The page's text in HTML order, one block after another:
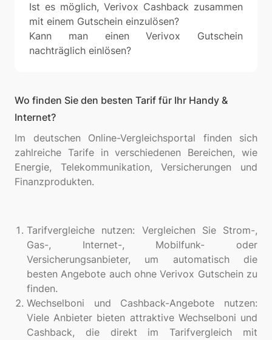
Ist es möglich, Verivox Cashback zusammen
mit einem Gutschein einzulösen?
Kann man einen Verivox Gutschein
nachträglich einlösen?
Wo finden Sie den besten Tarif für Ihr Handy &
Internet?
Im deutschen Online-Vergleichsportal finden sich
zahlreiche Tarife in verschiedenen Bereichen, wie
Energie, Telekommunikation, Versicherungen und
Finanzprodukten.
Tarifvergleiche nutzen: Vergleichen Sie Strom-,
Gas-, Internet-, Mobilfunk- oder
Versicherungsanbieter, um automatisch die
besten Angebote auch ohne Verivox Gutschein zu
finden.
Wechselboni und Cashback-Angebote nutzen:
Viele Anbieter bieten attraktive Wechselboni und
Cashback, die direkt im Tarifvergleich mit